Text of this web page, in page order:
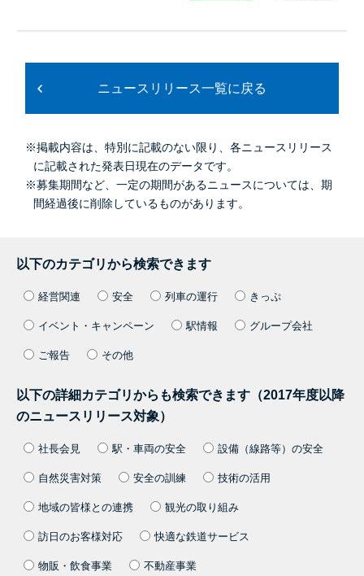
ニュースリリース一覧に戻る
※掲載内容は、特別に記載のない限り、各ニュースリリース
に記載された発表日現在のデータです。
※募集期間など、一定の期間があるニュースについては、期
間経過後に削除しているものがあります。
以下のカテゴリから検索できます
経営関連 安全 列車の運行 きっぷ
イベント・キャンペーン 駅情報 グループ会社
ご報告 その他
以下の詳細カテゴリからも検索できます（2017年度以降
のニュースリリース対象）
社長会見 駅・車両の安全 設備（線路等）の安全
自然災害対策 安全の訓練 技術の活用
地域の皆様との連携 観光の取り組み
訪日のお客様対応 快適な鉄道サービス
物販・飲食事業 不動産事業